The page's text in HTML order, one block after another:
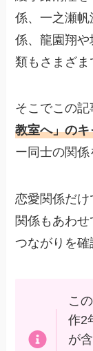
係、一之瀬
係、龍園翔
類もさまざま
そこでこの
教室へ」の
ー同士の関係
恋愛関係だ
関係もあわ
つながりを確
こ
作2
が